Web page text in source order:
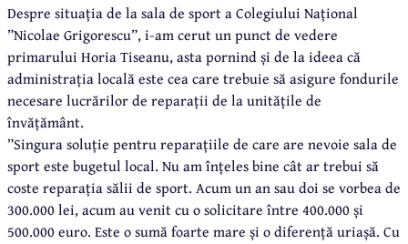
Despre situația de la sala de sport a Colegiului Național
”Nicolae Grigorescu”, i-am cerut un punct de vedere
primarului Horia Tiseanu, asta pornind și de la ideea că
administrația locală este cea care trebuie să asigure fondurile
necesare lucrărilor de reparații de la unitățile de
învățământ.
”Singura soluție pentru reparațiile de care are nevoie sala de
sport este bugetul local. Nu am înțeles bine cât ar trebui să
coste reparația sălii de sport. Acum un an sau doi se vorbea de
300.000 lei, acum au venit cu o solicitare între 400.000 și
500.000 euro. Este o sumă foarte mare și o diferență uriașă. Cu